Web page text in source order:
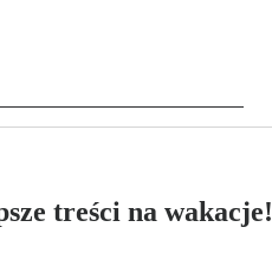
treści na wakacje!